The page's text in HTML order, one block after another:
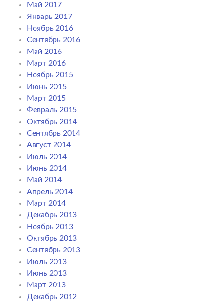
Май 2017
Январь 2017
Ноябрь 2016
Сентябрь 2016
Май 2016
Март 2016
Ноябрь 2015
Июнь 2015
Март 2015
Февраль 2015
Октябрь 2014
Сентябрь 2014
Август 2014
Июль 2014
Июнь 2014
Май 2014
Апрель 2014
Март 2014
Декабрь 2013
Ноябрь 2013
Октябрь 2013
Сентябрь 2013
Июль 2013
Июнь 2013
Март 2013
Декабрь 2012